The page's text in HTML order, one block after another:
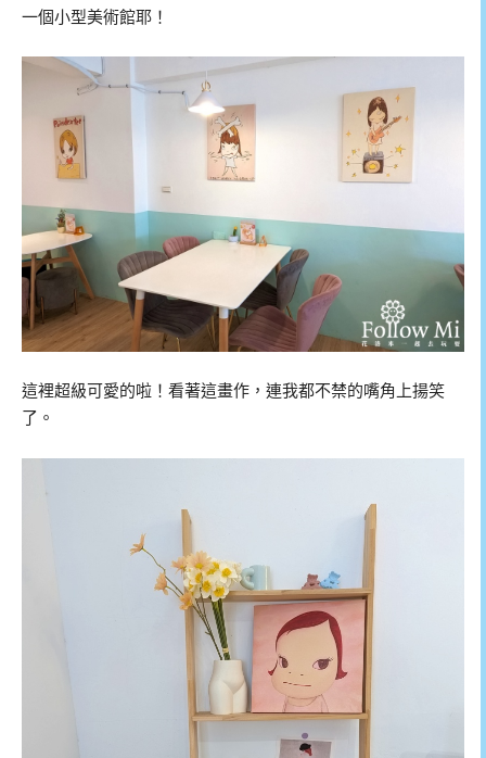
一個小型美術館耶！
這裡超級可愛的啦！看著這畫作，連我都不禁的嘴角上揚笑
了。